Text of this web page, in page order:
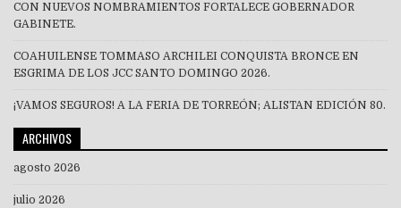
CON NUEVOS NOMBRAMIENTOS FORTALECE GOBERNADOR
GABINETE.
COAHUILENSE TOMMASO ARCHILEI CONQUISTA BRONCE EN
ESGRIMA DE LOS JCC SANTO DOMINGO 2026.
¡VAMOS SEGUROS! A LA FERIA DE TORREÓN; ALISTAN EDICIÓN 80.
ARCHIVOS
agosto 2026
julio 2026